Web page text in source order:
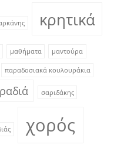
κρητικά
μαθήματα μαντούρα
παραδοσιακά κουλουράκια
σαριδάκης
χορός